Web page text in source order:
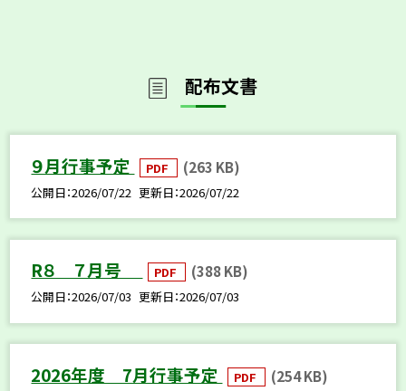
配布文書
９月行事予定 PDF (263 KB)
公開日 2026/07/22 更新日 2026/07/22
R８ ７月号 PDF (388 KB)
公開日 2026/07/03 更新日 2026/07/03
2026年度 7月行事予定 PDF (254 KB)